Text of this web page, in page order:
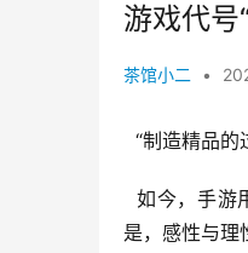
游戏代号
茶馆小二 •
“制造精品的
如今，手游
是，感性与理